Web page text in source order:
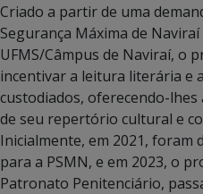
Criado a partir de uma
Segurança Máxima de
UFMS/Câmpus de Naviraí, o
incentivar a leitura literária e
custodiados, oferecendo-lhes
de seu repertório cultural e
Inicialmente, em 2021, foram
para a PSMN, e em 2023, o
Patronato Penitenciário,